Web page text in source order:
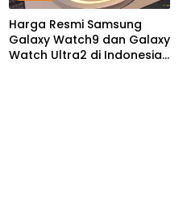
Harga Resmi Samsung
Galaxy Watch9 dan Galaxy
Watch Ultra2 di Indonesia,